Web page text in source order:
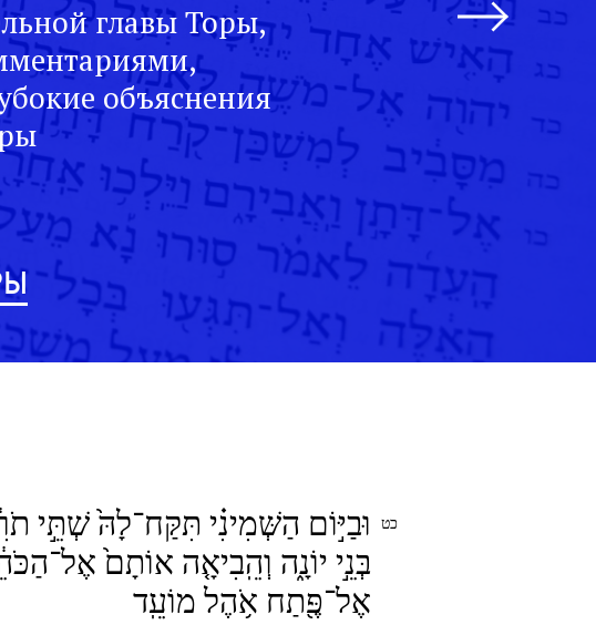
главы Торы,
объяснения
וּבַיּ֣וֹם הַשְּׁמִינִ֗י תִּקַּח־לָהּ֙ שְׁתֵּ֣י
בְּנֵ֣י יוֹנָ֑ה וְהֵֽבִיאָ֤ה אוֹתָם֙
אֶל־פֶּ֖תַח אֹ֥הֶל מוֹעֵֽד